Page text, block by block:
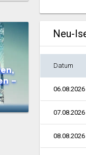
–
Neu-
Datum
06.08.2026
07.08.2026
08.08.2026